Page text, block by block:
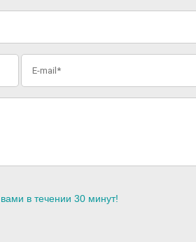
в течении 30 минут!